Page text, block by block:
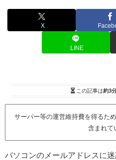
X
LINE
この記事は約3
サーバー等の運営維持費を得るた
含まれて
パソコンのメールアドレスに